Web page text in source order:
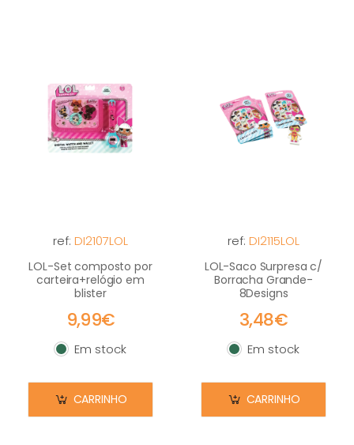
ref: DI2107LOL
LOL-Set composto por
carteira+relógio em
blister
9,99€
Em stock
Em stock
CARRINHO
ref: DI2115LOL
LOL-Saco Surpresa c/
Borracha Grande-
8Designs
3,48€
Em stock
Em stock
CARRINHO